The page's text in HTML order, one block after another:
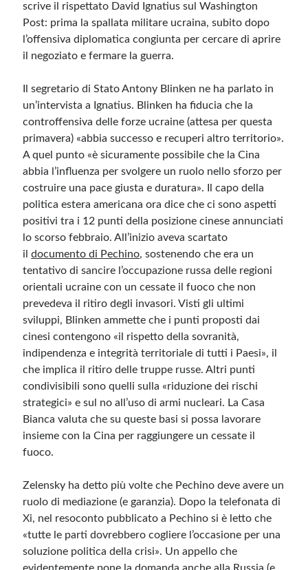
Accedi
Feed dei contenuti
Feed dei commenti
WordPress.org
scrive il rispettato David Ignatius sul Washington
Post: prima la spallata militare ucraina, subito dopo
l’offensiva diplomatica congiunta per cercare di aprire
il negoziato e fermare la guerra.
Il segretario di Stato Antony Blinken ne ha parlato in
un’intervista a Ignatius. Blinken ha fiducia che la
controffensiva delle forze ucraine (attesa per questa
primavera) «abbia successo e recuperi altro territorio».
A quel punto «è sicuramente possibile che la Cina
abbia l’influenza per svolgere un ruolo nello sforzo per
costruire una pace giusta e duratura». I
l capo della
politica estera americana ora dice che ci sono aspetti
positivi tra i 12 punti della posizione cinese annunciati
lo scorso febbraio. All’inizio aveva scartato
il documento di Pechino, sostenendo che era un
tentativo di sancire l’occupazione russa delle regioni
orientali ucraine con un cessate il fuoco che non
prevedeva il ritiro degli invasori. Visti gli ultimi
sviluppi, Blinken ammette che i punti proposti dai
cinesi contengono «il rispetto della sovranità,
indipendenza e integrità territoriale di tutti i Paesi», il
che implica il ritiro delle truppe russe. Altri punti
condivisibili sono quelli sulla «riduzione dei rischi
strategici» e sul no all’uso di armi nucleari. La Casa
Bianca valuta che su queste basi si possa lavorare
insieme con la Cina per raggiungere un cessate il
fuoco.
Zelensky ha detto più volte che Pechino deve avere un
ruolo di mediazione (e garanzia). Dopo la telefonata di
Xi, nel resoconto pubblicato a Pechino si è letto che
«tutte le parti dovrebbero cogliere l’occasione per una
soluzione politica della crisi». Un appello che